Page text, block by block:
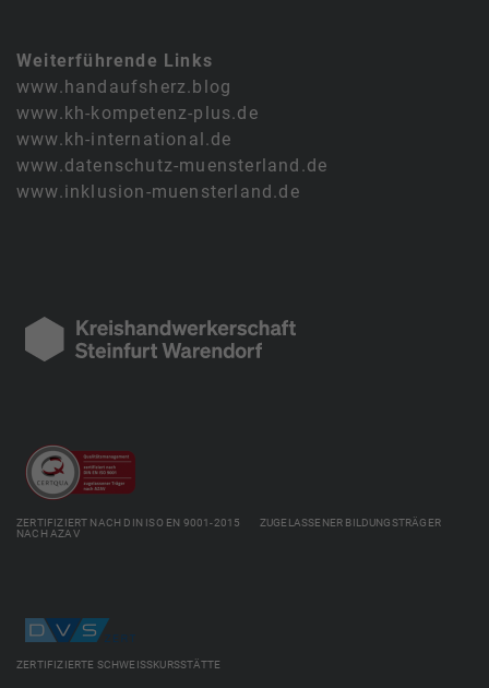
Weiterführende Links
www.handaufsherz.blog
www.kh-kompetenz-plus.de
www.kh-international.de
www.datenschutz-muensterland.de
www.inklusion-muensterland.de
ZERTIFIZIERT NACH DIN ISO EN 9001-2015 ZUGELASSENER BILDUNGSTRÄGER
NACH AZAV
ZERTIFIZIERTE SCHWEISSKURSSTÄTTE